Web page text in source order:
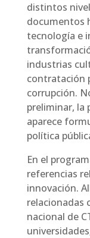
distintos
documentos
tecnología e
industrias
contratación
corrupción.
preliminar, la
aparece
política
En el
referencias
innovación.
relacionadas
nacional de